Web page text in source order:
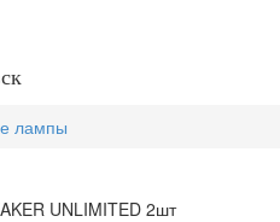
лампы
UNLIMITED 2шт